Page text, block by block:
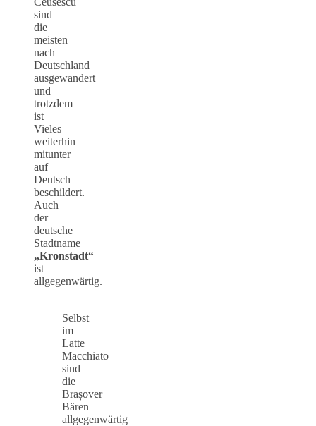
sind
die
meisten
nach
Deutschland
ausgewandert
und
trotzdem
ist
Vieles
weiterhin
mitunter
auf
Deutsch
beschildert.
Auch
der
deutsche
Stadtname
„Kronstadt“
ist
allgegenwärtig.
Selbst
im
Latte
Macchiato
sind
die
Brașover
Bären
allgegenwärtig